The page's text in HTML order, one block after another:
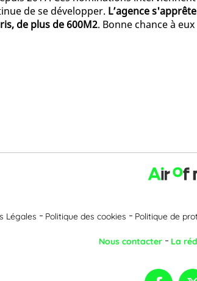
de se développer. L’agence
de plus de 600M2. Bonne chance à
Légales Politique des cookies Politique de
Nous contacter La